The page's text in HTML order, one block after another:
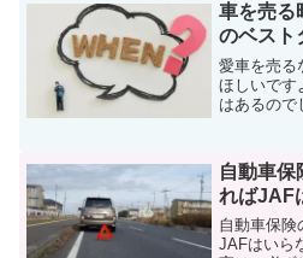
車を売る
のベスト
愛車を売る
ほしいです
はあるので
自動車保
ればJAF
自動車保険
JAFはいら